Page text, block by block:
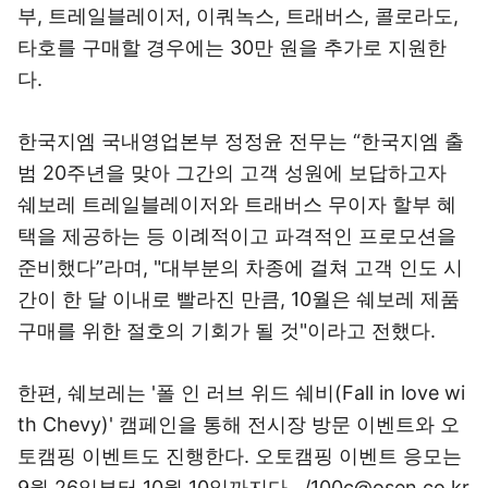
부, 트레일블레이저, 이쿼녹스, 트래버스, 콜로라도,
타호를 구매할 경우에는 30만 원을 추가로 지원한
다.
한국지엠 국내영업본부 정정윤 전무는 “한국지엠 출
범 20주년을 맞아 그간의 고객 성원에 보답하고자
쉐보레 트레일블레이저와 트래버스 무이자 할부 혜
택을 제공하는 등 이례적이고 파격적인 프로모션을
준비했다”라며, "대부분의 차종에 걸쳐 고객 인도 시
간이 한 달 이내로 빨라진 만큼, 10월은 쉐보레 제품
구매를 위한 절호의 기회가 될 것"이라고 전했다.
한편, 쉐보레는 '폴 인 러브 위드 쉐비(Fall in love wi
th Chevy)' 캠페인을 통해 전시장 방문 이벤트와 오
토캠핑 이벤트도 진행한다. 오토캠핑 이벤트 응모는